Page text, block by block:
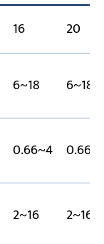
16
20
6~18 6~18
0.66~4
2~16 2~16